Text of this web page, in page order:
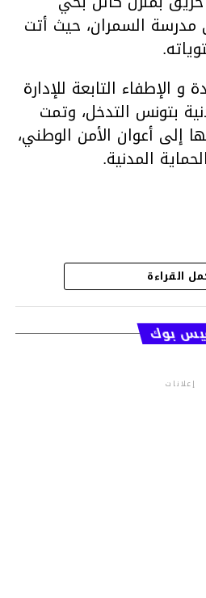
مدرسة السمران، حيث أتت
الإطفاء التابعة للإدارة
بتونس التدخل، وتمت
إلى أعوان الأمن الوطني،
المدنية.
القراءة
بوك
إعلانات